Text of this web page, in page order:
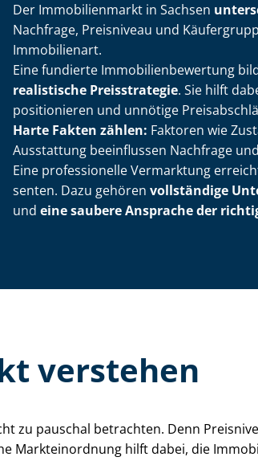
Der Immobilienmarkt in Sachsen
Nachfrage, Preisniveau und
Immobilienart.
Eine fundierte Im­mo­bi­li­en­be­wer­tung
realistische Preisstrategie. Sie hilft
positionieren und unnötige
Harte Fakten zählen: Faktoren wie
Ausstattung beeinflussen Nachfrage
Eine professionelle Vermarktung
sen­ten. Dazu gehören vollständige
und eine saubere Ansprache der
verstehen
zu pauschal betrachten. Denn
Markteinordnung hilft dabei, die